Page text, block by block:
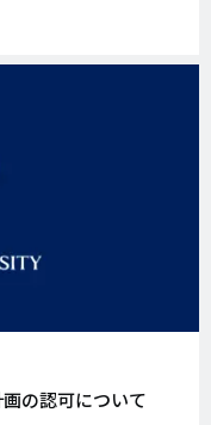
の認可について